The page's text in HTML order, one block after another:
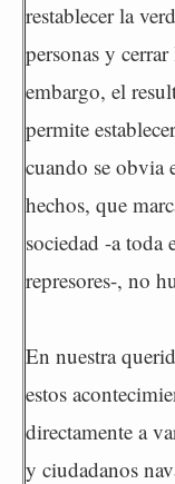
restablecer la
personas y
embargo, el
permite
cuando se obvia
hechos, que
sociedad -a toda
represores-, no
En nuestra
estos
directamente a
y ciudadanos